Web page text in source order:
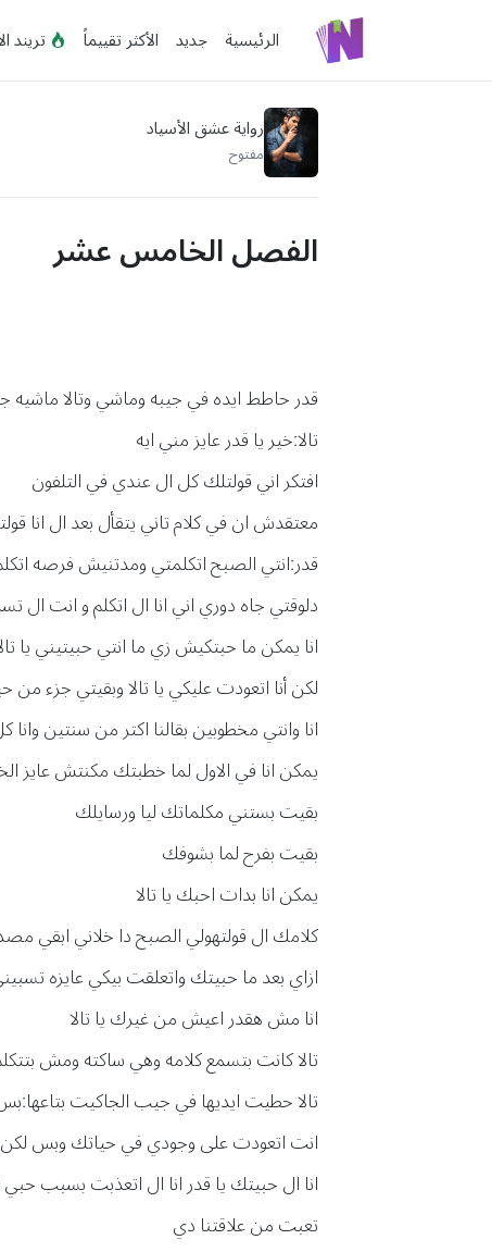
الرئيسية جديد الأكثر تقييماً تريند
رواية عشق الأسياد
مفتوح
الفصل الخامس عشر
قدر حاطط ايده في جيبه وماشي وتالا ماشيه
تالا:خير يا قدر عايز مني ايه
افتكر اني قولتلك كل ال عندي في التلفون
معتقدش ان في كلام تاني يتقأل بعد ال انا
قدر:انتي الصبح اتكلمتي ومدتنيش فرصه
دلوقتي جاه دوري اني انا ال اتكلم و انت ال
انا يمكن ما حبتكيش زي ما انتي حبيتيني يا
لكن أنا اتعودت عليكي يا تالا وبقيتي جزء من
انا وانتي مخطوبين بقالنا اكتر من سنتين
يمكن انا في الاول لما خطبتك مكنتش
بقيت بستني مكلماتك ليا ورسايلك
بقيت بفرح لما بشوفك
يمكن انا بدات احبك يا تالا
كلامك ال قولتهولي الصبح دا خلاني ابقي
ازاي بعد ما حبيتك واتعلقت بيكي عايزه
انا مش هقدر اعيش من غيرك يا تالا
تالا كانت بتسمع كلامه وهي ساكته ومش
تالا حطيت ايديها في جيب الجاكيت
انت اتعودت على وجودي في حياتك وبس
انا ال حبيتك يا قدر انا ال اتعذبت بسبب
تعبت من علاقتنا دي